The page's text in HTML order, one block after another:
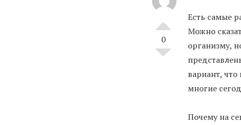
0
Есть самые
Можно
организму,
вариант,
многие
Почему на